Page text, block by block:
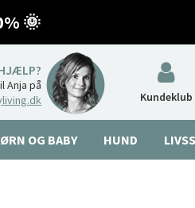
🌞
Anja på
Kundeklub
OG BABY HUND